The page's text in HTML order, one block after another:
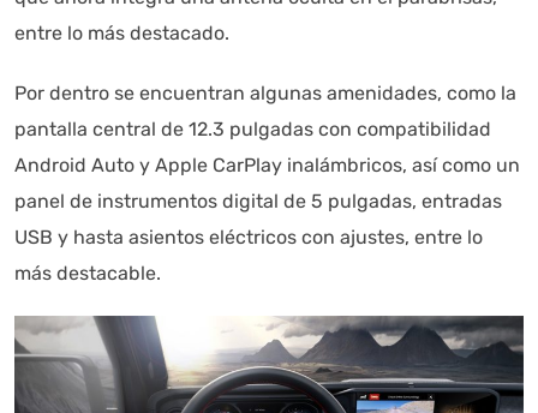
entre lo más destacado.
Por dentro se encuentran algunas amenidades, como la
pantalla central de 12.3 pulgadas con compatibilidad
Android Auto y Apple CarPlay inalámbricos, así como un
panel de instrumentos digital de 5 pulgadas, entradas
USB y hasta asientos eléctricos con ajustes, entre lo
más destacable.
Autoanalítica IA
Estoy aquí para encontrar lo que necesitas. ¿Qué estás
buscando? "Este asistente con IA (OpenAI) ofrece
información referencial que puede contener errores.
Asistente con IA en desarrollo. Autoanalítica optimiza
diariamente su exactitud."